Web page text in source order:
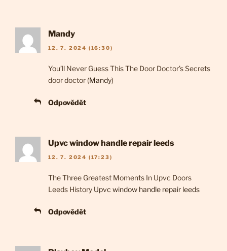
Mandy
12. 7. 2024 (16:30)
You’ll Never Guess This The Door Doctor’s Secrets
door doctor (Mandy)
Odpovědět
Upvc window handle repair leeds
12. 7. 2024 (17:23)
The Three Greatest Moments In Upvc Doors
Leeds History Upvc window handle repair leeds
Odpovědět